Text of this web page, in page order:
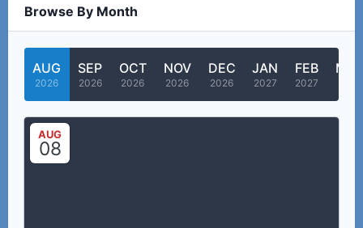
Browse By Month
AUG
2026
SEP
2026
OCT
2026
NOV
2026
DEC
2026
JAN
2027
FEB
2027
MAR
AUG
08